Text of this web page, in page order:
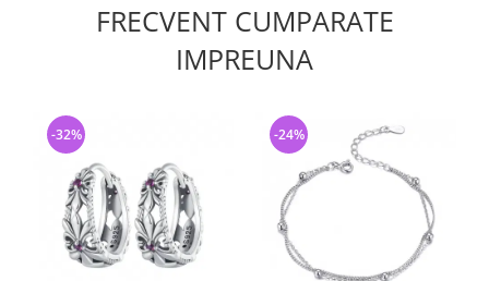
FRECVENT CUMPARATE
IMPREUNA
-32% -24%